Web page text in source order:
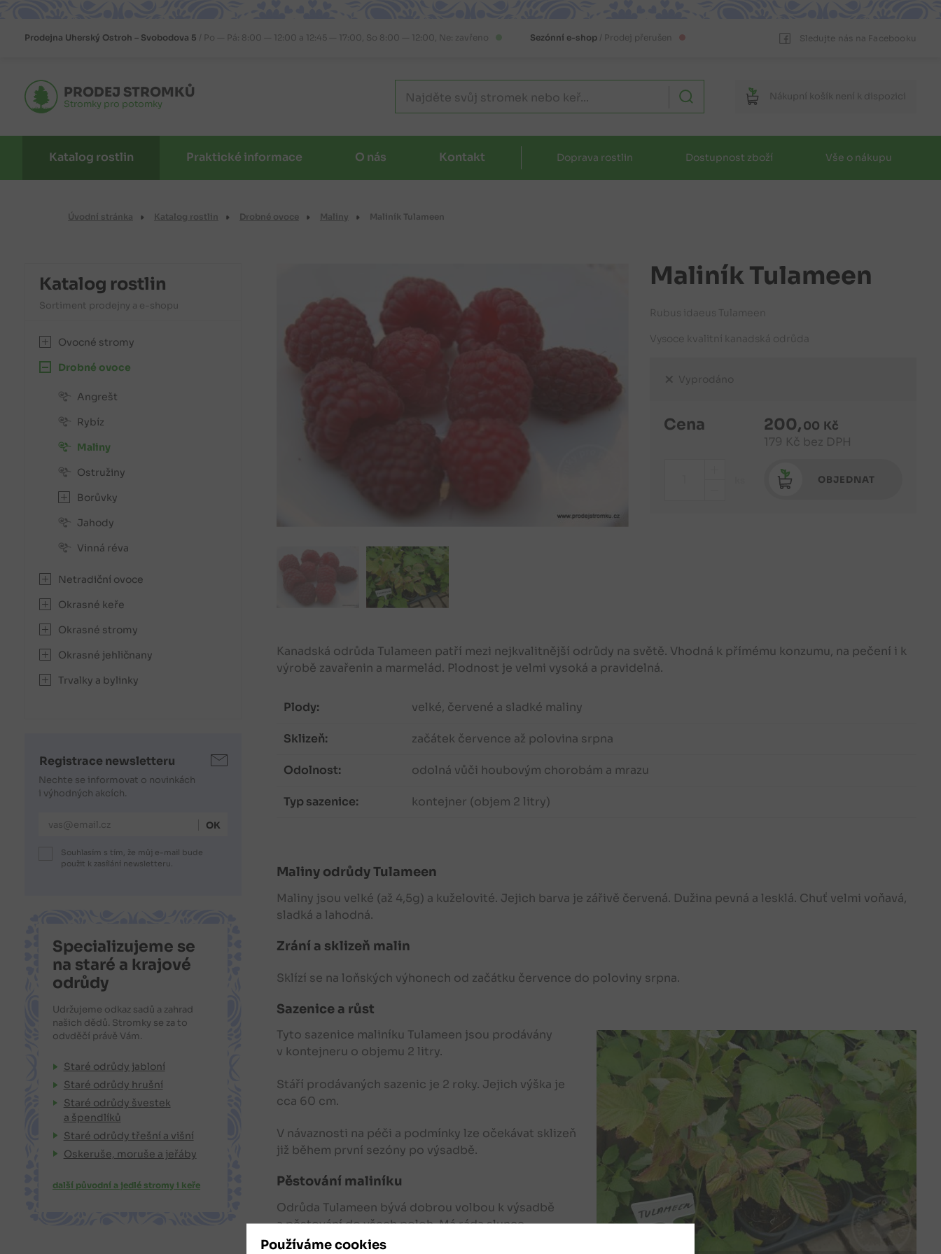
Používáme cookies
Prodejna Uherský Ostroh – Svobodova 5 Po — Pá: 8:00 — 12:00 a 12:45 — 17:00, So 8:00 — 12:00, Ne: zavřeno Sezónní e-shop/ Prodej přerušen Sledujte nás na Facebooku
PRODEJ STROMKŮ
Stromky pro potomky
Nákupní košík není k dispozici
Katalog rostlin Praktické informace O nás Kontakt Doprava rostlin Dostupnost zboží Vše o nákupu
Úvodní stránka Katalog rostlin Drobné ovoce Maliny Maliník Tulameen
Maliník Tulameen
Rubus idaeus Tulameen
Vysoce kvalitní kanadská odrůda
Vyprodáno
Cena 200,00 Kč
179 Kč bez DPH
OBJEDNAT
Kanadská odrůda Tulameen patří mezi nejkvalitnější odrůdy na světě. Vhodná k přímému konzumu, na pečení i k
výrobě zavařenin a marmelád. Plodnost je velmi vysoká a pravidelná.
Plody: velké, červené a sladké maliny
Sklizeň: začátek července až polovina srpna
Odolnost: odolná vůči houbovým chorobám a mrazu
Typ sazenice: kontejner (objem 2 litry)
Maliny odrůdy Tulameen
Maliny jsou velké (až 4,5g) a kuželovité. Jejich barva je zářivě červená. Dužina pevná a lesklá. Chuť velmi voňavá,
sladká a lahodná.
Zrání a sklizeň malin
Sklízí se na loňských výhonech od začátku července do poloviny srpna.
Sazenice a růst
Tyto sazenice maliníku Tulameen jsou prodávány
v kontejneru o objemu 2 litry.
Stáří prodávaných sazenic je 2 roky. Jejich výška je
cca 60 cm.
V návaznosti na péči a podmínky lze očekávat sklizeň
již během první sezóny po výsadbě.
Pěstování maliníku
Odrůda Tulameen bývá dobrou volbou k výsadbě
a pěstování do všech poloh. Má ráda slunce.
Potřebuje vlhkost. Pravidelný a dostatečný přísun
Katalog rostlin
Sortiment prodejny a e-shopu
Ovocné stromy
Drobné ovoce
Angrešt
Rybíz
Maliny
Ostružiny
Borůvky
Jahody
Vinná réva
Netradiční ovoce
Okrasné keře
Okrasné stromy
Okrasné jehličnany
Trvalky a bylinky
Registrace newsletteru
Nechte se informovat o novinkách
i výhodných akcích.
E-mailová adresa
Souhlasím s tím, že můj e-mail bude
použit k zasílání newsletteru.
Specializujeme se
na staré a krajové
odrůdy
Udržujeme odkaz sadů a zahrad
našich dědů. Stromky se za to
odvděčí právě Vám.
Staré odrůdy jabloní
Staré odrůdy hrušní
Staré odrůdy švestek
a špendlíků
Staré odrůdy třešní a višní
Oskeruše, moruše a jeřáby
další původní a jedlé stromy i keře